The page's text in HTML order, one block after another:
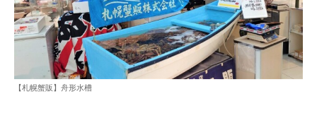
【札幌蟹販】舟形水槽